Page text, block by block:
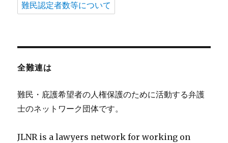
難民認定者数等について
全難連は
難民・庇護希望者の人権保護のために活動する弁護
士のネットワーク団体です。
JLNR is a lawyers network for working on